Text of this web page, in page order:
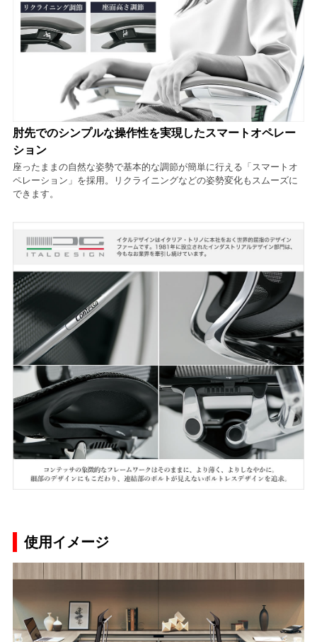
肘先でのシンプルな操作性を実現したスマートオペレー
ション
座ったままの自然な姿勢で基本的な調節が簡単に行える「スマートオ
ペレーション」を採用。リクライニングなどの姿勢変化もスムーズに
できます。
使用イメージ